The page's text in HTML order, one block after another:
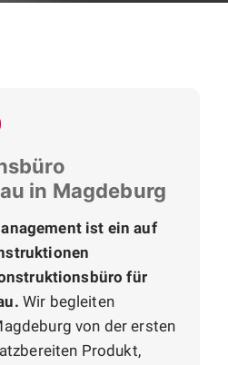
in Magdeburg
ist ein auf
für
Wir begleiten
von der ersten
Produkt,